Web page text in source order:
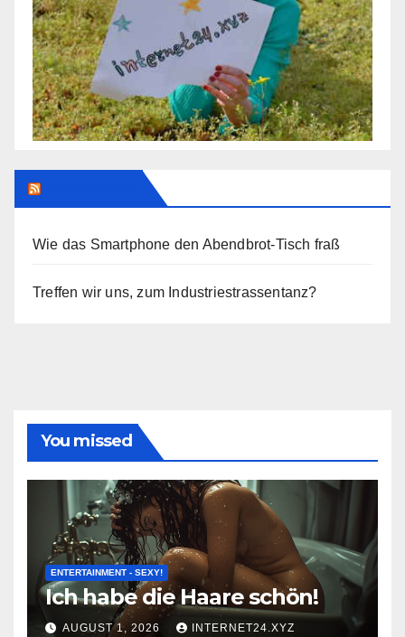
Wie das Smartphone den Abendbrot-Tisch fraß
Treffen wir uns, zum Industriestrassentanz?
You missed
ENTERTAINMENT - SEXY!
Ich habe die Haare schön!
AUGUST 1, 2026 INTERNET24.XYZ